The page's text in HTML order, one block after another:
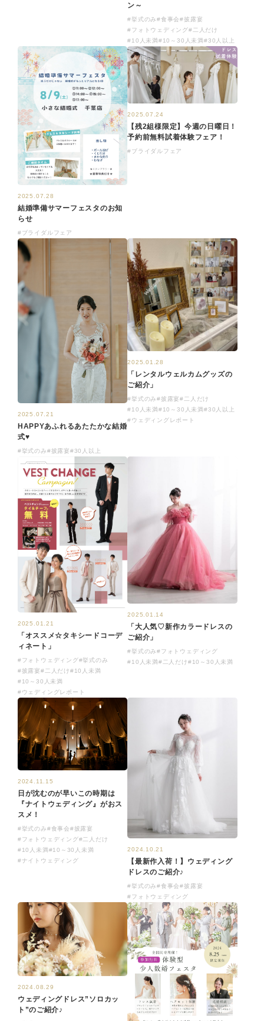
ン～
#挙式のみ#食事会#披露宴
#フォトウェディング#二人だけ
#10人未満#10～30人未満#30人以上
2025.07.28
結婚準備サマーフェスタのお知
らせ
#ブライダルフェア
2025.07.24
【残2組様限定】今週の日曜日！
予約前無料試着体験フェア！
#ブライダルフェア
2025.07.21
HAPPYあふれるあたたかな結婚
式♥
#挙式のみ#披露宴#30人以上
2025.01.28
「レンタルウェルカムグッズの
ご紹介」
#挙式のみ#披露宴#二人だけ
#10人未満#10～30人未満#30人以上
#ウェディングレポート
2025.01.21
「オススメ☆タキシードコーデ
ィネート」
#フォトウェディング#挙式のみ
#披露宴#二人だけ#10人未満
#10～30人未満
#ウェディングレポート
2025.01.14
「大人気♡新作カラードレスの
ご紹介」
#挙式のみ#フォトウェディング
#10人未満#二人だけ#10～30人未満
2024.11.15
日が沈むのが早いこの時期は
『ナイトウェディング』がおス
スメ！
#挙式のみ#食事会#披露宴
#フォトウェディング#二人だけ
#10人未満#10～30人未満
#ナイトウェディング
2024.10.21
【最新作入荷！】ウェディング
ドレスのご紹介♪
#挙式のみ#食事会#披露宴
#フォトウェディング
2024.08.29
ウェディングドレス”ソロカッ
ト”のご紹介♪